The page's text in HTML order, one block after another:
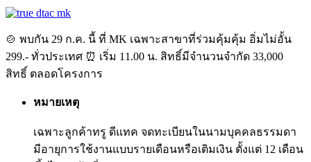
🍲 พบกัน 29 ก.ค. นี้ ที่ MK เฉพาะสาขาที่ร่วมคุ้มคุ้ม อิ่มไม่อั้น
299.- ทั่วประเทศ ⏰ เริ่ม 11.00 น. สิทธิ์มีจำนวนจำกัด 33,000
สิทธิ์ ตลอดโครงการ
หมายเหตุ
เฉพาะลูกค้าทรู ดีแทค จดทะเบียนในนามบุคคลธรรมดา
มีอายุการใช้งานแบบรายเดือนหรือเติมเงิน ตั้งแต่ 12 เดือน